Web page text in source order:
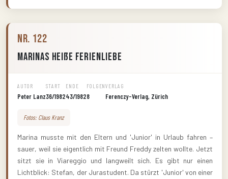
Nr. 122
Marinas heiße Ferienliebe
AUTOR
Peter Lanz
START
36/1982
ENDE
43/1982
FOLGEN
8
VERLAG
Ferenczy-Verlag, Zürich
Fotos: Claus Kranz
Marina musste mit den Eltern und 'Junior' in Urlaub fahren –
sauer, weil sie eigentlich mit Freund Freddy zelten wollte. Jetzt
sitzt sie in Viareggio und langweilt sich. Es gibt nur einen
Lichtblick: Stefan, der Jurastudent. Da stürzt 'Junior' von einer